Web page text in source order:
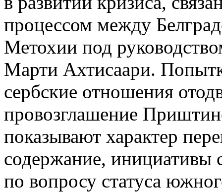
процессом между
Метохии под
Марти Ахтисаари.
сербские отношения
провозглашение
показывают характер
содержание, инициативы
по вопросу статуса